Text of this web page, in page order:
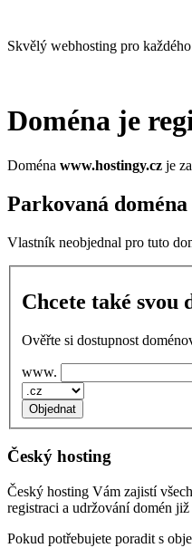
Skvělý webhosting pro každého
Doména je
Doména www.hostingy.cz je
Parkovaná doména
Vlastník neobjednal pro tuto
Chcete také svou
Ověřte si dostupnost
www.
Český hosting
Český hosting Vám zajistí
registraci a udržování domén již
Pokud potřebujete poradit s